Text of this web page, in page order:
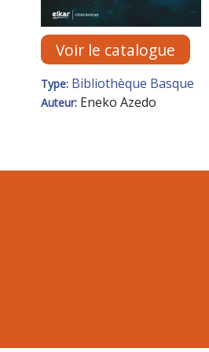
Voir le catalogue
Type: Bibliothèque Basque
Auteur: Eneko Azedo